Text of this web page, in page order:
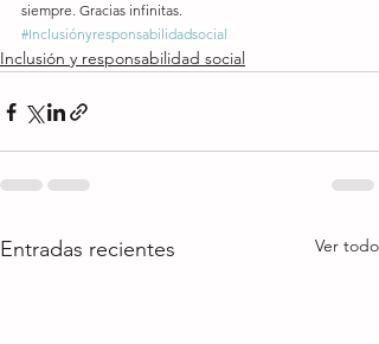
siempre. Gracias infinitas.
#Inclusiónyresponsabilidadsocial
Inclusión y responsabilidad social
Entradas recientes Ver todo